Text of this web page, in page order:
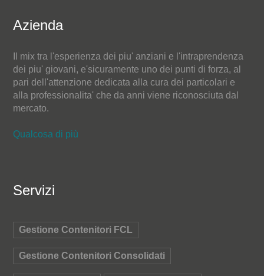
Azienda
Il mix tra l'esperienza dei piu' anziani e l'intraprendenza
dei piu' giovani, e'sicuramente uno dei punti di forza, al
pari dell'attenzione dedicata alla cura dei particolari e
alla professionalita' che da anni viene riconosciuta dal
mercato.
Qualcosa di più
Servizi
Gestione Contenitori FCL
Gestione Contenitori Consolidati